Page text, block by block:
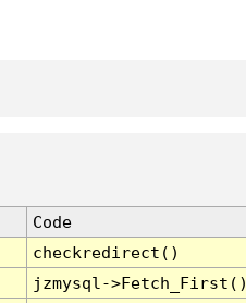
Code
checkredirect()
jzmysql-